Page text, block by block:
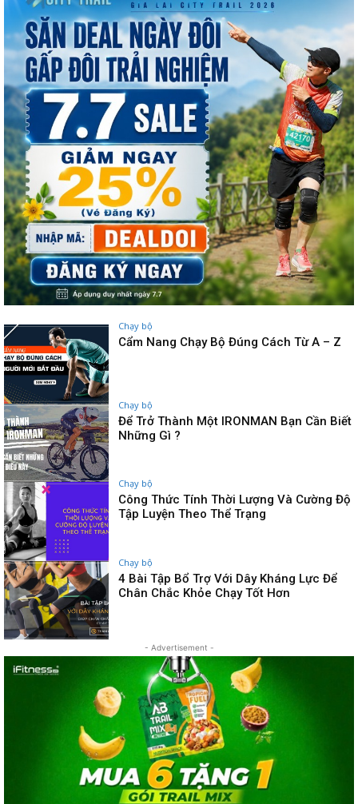
Chạy bộ
Cẩm Nang Chạy Bộ Đúng Cách Từ A – Z
Chạy bộ
Để Trở Thành Một IRONMAN Bạn Cần Biết
Những Gì ?
Chạy bộ
Công Thức Tính Thời Lượng Và Cường Độ
Tập Luyện Theo Thể Trạng
Chạy bộ
4 Bài Tập Bổ Trợ Với Dây Kháng Lực Để
Chân Chắc Khỏe Chạy Tốt Hơn
- Advertisement -